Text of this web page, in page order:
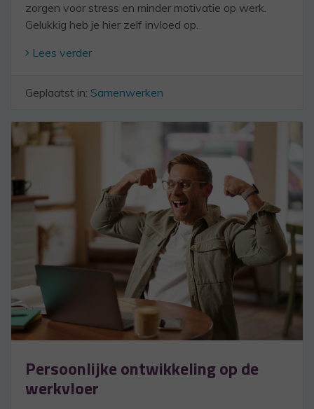
zorgen voor stress en minder motivatie op werk.
Gelukkig heb je hier zelf invloed op.
Lees verder
Geplaatst in: Samenwerken
Persoonlijke ontwikkeling op de
werkvloer